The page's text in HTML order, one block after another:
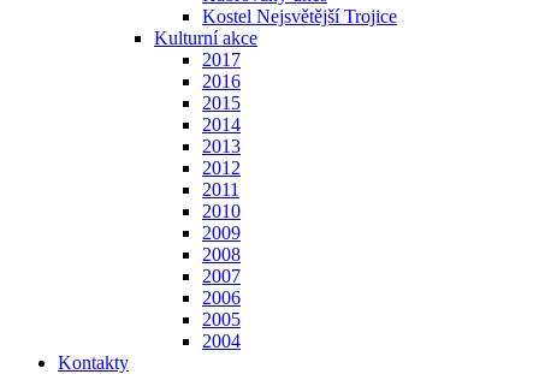
Kostel Nejsvětější Trojice
Kulturní akce
2017
2016
2015
2014
2013
2012
2011
2010
2009
2008
2007
2006
2005
2004
Kontakty